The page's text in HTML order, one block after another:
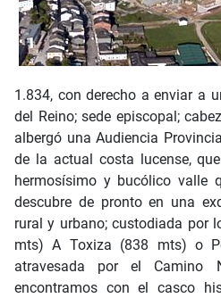
1.834, con derecho a enviar a
del Reino; sede episcopal;
albergó una Audiencia
de la actual costa lucense,
hermosísimo y bucólico valle
descubre de pronto en una
rural y urbano; custodiada por
mts) A Toxiza (838 mts) o
atravesada por el Camino
encontramos con el casco